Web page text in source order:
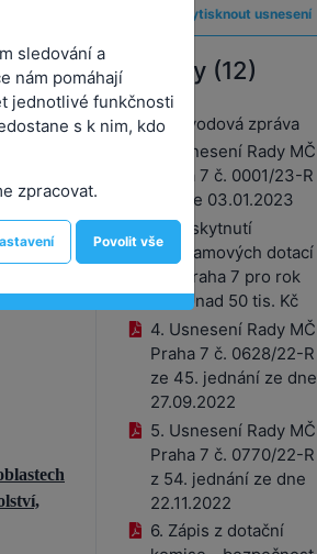
MČ
a
Vytisknout usnesení
Přílohy (12)
1. Důvodová zpráva
2. Usnesení Rady MČ
Praha 7 č. 0001/23-R
ze dne 03.01.2023
3. Poskytnutí
programových dotací
MČ Praha 7 pro rok
2023 nad 50 tis. Kč
4. Usnesení Rady MČ
Praha 7 č. 0628/22-R
ze 45. jednání ze dne
27.09.2022
5. Usnesení Rady MČ
Praha 7 č. 0770/22-R
z 54. jednání ze dne
22.11.2022
6. Zápis z dotační
sledování a
nám pomáhají
jednotlivé funkčnosti
s k nim, kdo
zpracovat.
Povolit vše